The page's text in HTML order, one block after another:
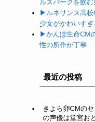
ルスパークを飲む
▶ルネサンス高校
少女がかわいすぎ
▶かんぽ生命CM
性の所作が丁寧
最近の投稿
きよら卵CMの
の声優は堂宮お